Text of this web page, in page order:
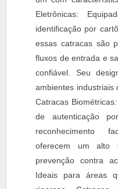
Eletrônicas:
identificação por
essas catracas são
fluxos de entrada e
confiável. Seu
ambientes industriais
Catracas
de autenticação
reconhecimento
oferecem um alto
prevenção contra
Ideais para áreas